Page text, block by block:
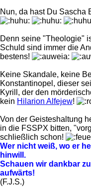
Nun, da hast Du Sascha
Denn seine "Theologie"
Schuld sind immer die
bestens!
Keine Skandale, keine
Konstantinopel, dieser
Kyrill, der den
kein Hilarion Alfejew!
Von der Geisteshaltung
in die FSSPX bitten,
schließlich schon!
Wer nicht weiß, wo er
hinwill.
Schauen wir dankbar
aufwärts!
(F.J.S.)